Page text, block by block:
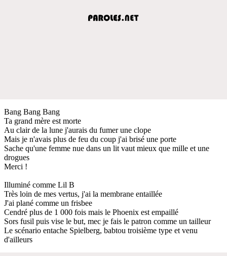
Bang Bang Bang
Ta grand mère est morte
Au clair de la lune j'aurais du fumer une clope
Mais je n'avais plus de feu du coup j'ai brisé une porte
Sache qu'une femme nue dans un lit vaut mieux que mille et une
drogues
Merci !
Illuminé comme Lil B
Très loin de mes vertus, j'ai la membrane entaillée
J'ai plané comme un frisbee
Cendré plus de 1 000 fois mais le Phoenix est empaillé
Sors fusil puis vise le but, mec je fais le patron comme un tailleur
Le scénario entache Spielberg, babtou troisième type et venu
d'ailleurs